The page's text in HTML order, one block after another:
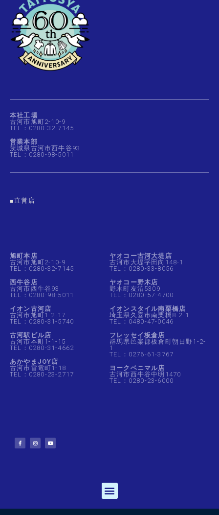
本社工場
古河市旭町2-10-9
TEL：0280-32-7145
営業本部
茨城県古河市西牛谷93
TEL：0280-98-5011
■直営店
旭町本店
古河市旭町2-10-9
TEL：0280-32-7145
西牛谷店
古河市西牛谷93
TEL：0280-98-5011
イオン古河店
古河市旭町1-2-17
TEL：0280-31-5740
古河駅ビル店
古河市本町1-1-15
TEL：0280-31-4662
あかやまJOY店
古河市雷電町1-18
TEL：0280-23-2717
ヤオコー古河大堤店
古河市大堤字田向148-1
TEL：0280-33-8056
ヤオコー野木店
野木町友沼5309
TEL：0280-57-4700
イオンスタイル南栗橋店
埼玉県久喜市南栗橋8-2-1
TEL：0480-47-0046
フレッセイ板倉店
群馬県邑楽郡板倉町朝日野1-2-
1
TEL：0276-61-3767
ヨークベニマル店
古河市西牛谷中明1470
TEL：0280-23-6000